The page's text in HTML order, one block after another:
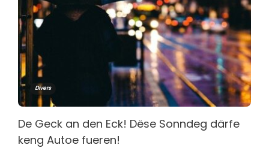
Divers
De Geck an den Eck! Dëse Sonndeg därfe
keng Autoe fueren!